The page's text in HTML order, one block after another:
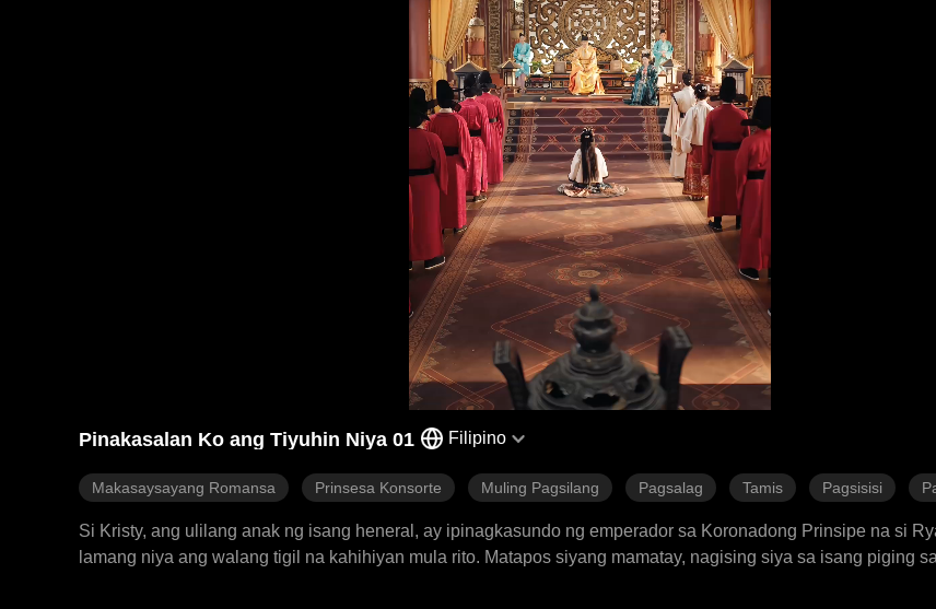
Pinakasalan Ko ang Tiyuhin Niya 01 Filipino
Makasaysayang Romansa Prinsesa Konsorte Muling Pagsilang Pagsalag Tamis Pagsisisi
Si Kristy, ang ulilang anak ng isang heneral, ay ipinagkasundo ng emperador sa Koronadong Prinsipe na si
lamang niya ang walang tigil na kahihiyan mula rito. Matapos siyang mamatay, nagising siya sa isang piging